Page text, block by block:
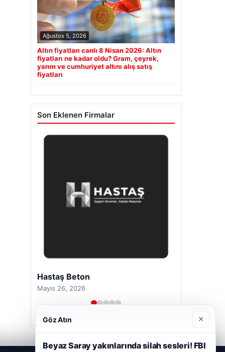
Ağustos 5, 2026
Altın fiyatları canlı 8 Nisan 2026: Altın
fiyatları ne kadar oldu? Gram, çeyrek,
yarım ve cumhuriyet altını alış satış
fiyatları
Son Eklenen Firmalar
Hastaş Beton
Mayıs 26, 2026
Göz Atın ×
Beyaz Saray yakınlarında silah sesleri! FBI